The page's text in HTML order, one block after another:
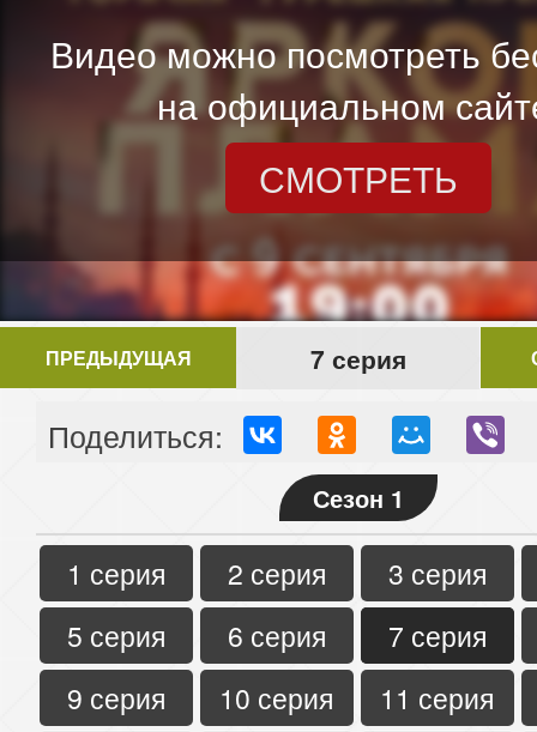
Видео можно посмотреть
на официальном
СМОТРЕТЬ
ПРЕДЫДУЩАЯ 7 серия
Поделиться:
Сезон 1
1 серия 2 серия
3 серия
5 серия
6 серия
7 серия
9 серия
10 серия
11 серия